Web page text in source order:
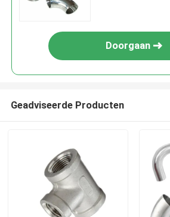
Doorgaan
Geadviseerde Producten